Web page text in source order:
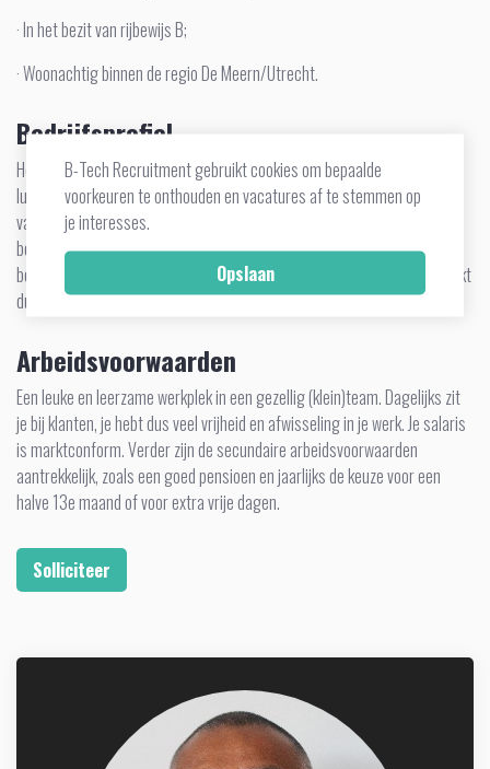
· In het bezit van rijbewijs B;
· Woonachtig binnen de regio De Meern/Utrecht.
Bedrijfsprofiel
Het bedrijf is gespecialiseerd in de levering en installatie van olie, vet,
lucht ten behoeve van de inrichting van garagewerkplaatsen. Kwaliteit,
vakkundigheid, support en service zijn kenmerken van ons bedrijf. Wij
bedienen personenwagen- en truck werkplaatsen in Nederland. Zoals
bedrijven in het hoge segment evenals de garage om de hoek. Je bezoekt
dus verschillende klanten wat zorgt voor veel afwisseling.
Arbeidsvoorwaarden
Een leuke en leerzame werkplek in een gezellig (klein)team. Dagelijks zit
je bij klanten, je hebt dus veel vrijheid en afwisseling in je werk. Je salaris
is marktconform. Verder zijn de secundaire arbeidsvoorwaarden
aantrekkelijk, zoals een goed pensioen en jaarlijks de keuze voor een
halve 13e maand of voor extra vrije dagen.
B-Tech Recruitment gebruikt cookies om bepaalde
voorkeuren te onthouden en vacatures af te stemmen op
je interesses.